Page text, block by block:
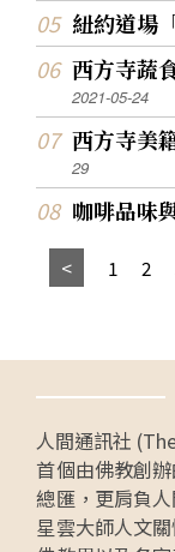
紐約道場
西方寺蔬
2021-05-24
西方寺美
29
咖啡品味
1 2
人間通訊社
首個由佛教創
總匯，更肩負
星雲大師人文